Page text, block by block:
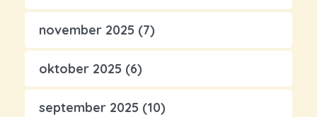
november 2025 (7)
oktober 2025 (6)
september 2025 (10)